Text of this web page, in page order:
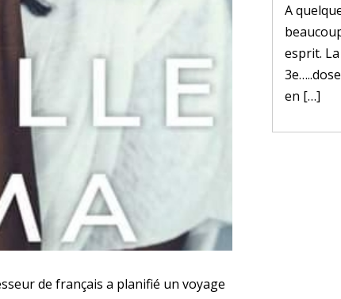
de français a planifié un voyage
A
esprit.
en […]